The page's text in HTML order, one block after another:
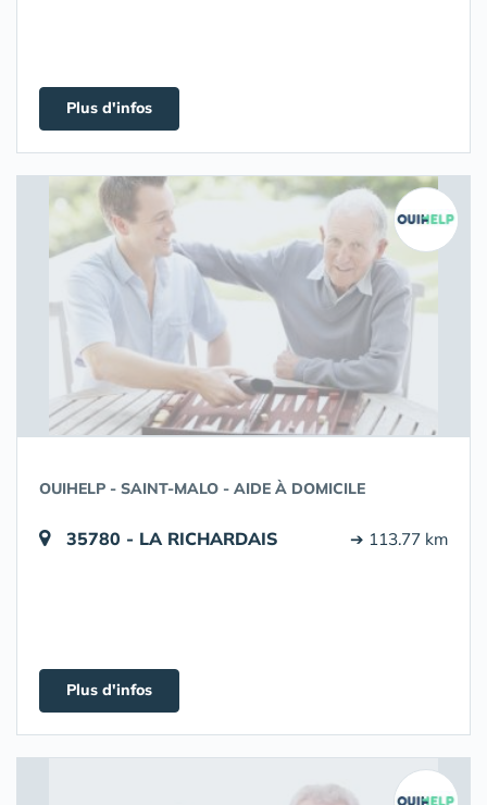
Plus d'infos
OUIHELP - SAINT-MALO - AIDE À DOMICILE
35780 - LA RICHARDAIS ➔ 113.77 km
Plus d'infos